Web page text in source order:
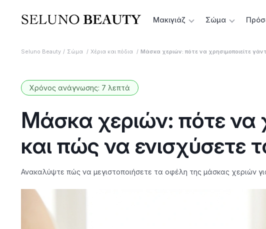
Μακιγιάζ Σώμα
Seluno Beauty Σώμα Χέρια και πόδια Μάσκα χεριών: πότε να χρησιμοποιείτε
Χρόνος ανάγνωσης: 7 λεπτά
Μάσκα χεριών: πότε να
και πώς να ενισχύσετε
Ανακαλύψτε πώς να μεγιστοποιήσετε τα οφέλη της μάσκας χεριών